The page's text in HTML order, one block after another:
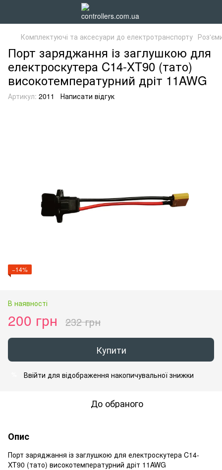
Комплектуючі та аксесуари до електротранспорту
Порт заряджання із заглушкою для
електроскутера C14-XT90 (тато)
високотемпературний дріт 11AWG
Артикул: 2011 Написати відгук
−14%
В наявності
200 грн 232 грн
Купити
Ввійти для відображення накопичувальної знижки
До обраного
Опис
Порт заряджання із заглушкою для електроскутера C14-
XT90 (тато) високотемпературний дріт 11AWG